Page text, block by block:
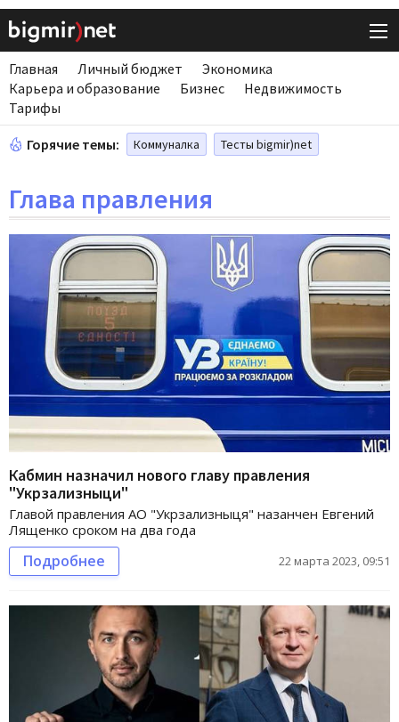
Главная Личный бюджет
Экономика
Карьера и образование
Бизнес
Недвижимость
Тарифы
Горячие темы: Коммуналка Тесты bigmir)net
Глава правления
Кабмин назначил нового главу правления
"Укрзализныци"
Главой правления АО "Укрзализныця" назанчен Евгений
Лященко сроком на два года
Подробнее 22 марта 2023, 09:51